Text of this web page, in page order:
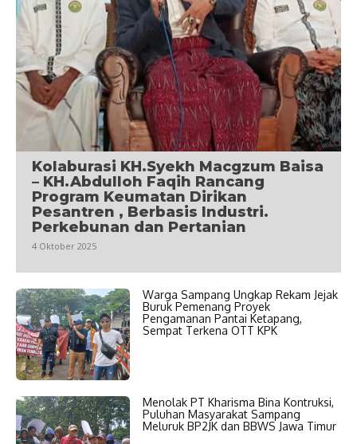
Kolaburasi KH.Syekh Macgzum Baisa
– KH.Abdulloh Faqih Rancang
Program Keumatan Dirikan
Pesantren , Berbasis Industri.
Perkebunan dan Pertanian
4 Oktober 2025
Warga Sampang Ungkap Rekam Jejak
Buruk Pemenang Proyek
Pengamanan Pantai Ketapang,
Sempat Terkena OTT KPK
Menolak PT Kharisma Bina Kontruksi,
Puluhan Masyarakat Sampang
Meluruk BP2JK dan BBWS Jawa Timur